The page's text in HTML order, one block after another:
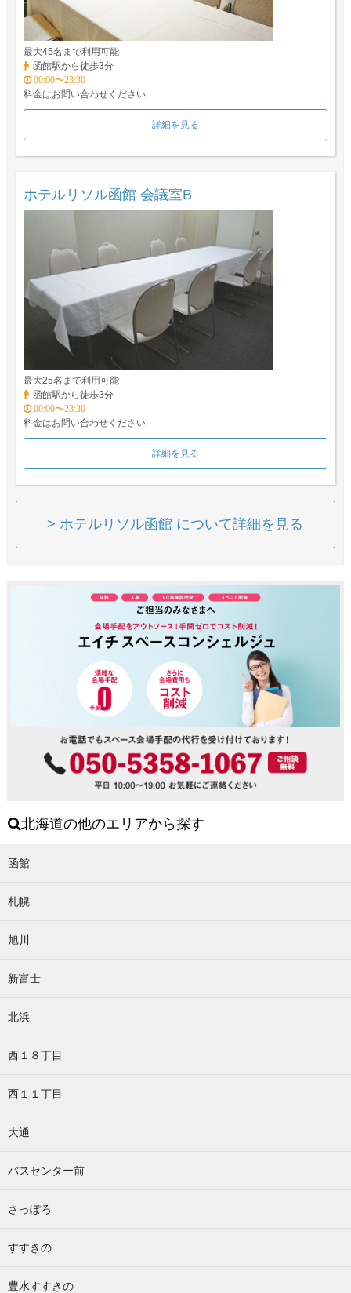
最大45名まで利用可能
函館駅から徒歩3分
00:00〜23:30
料金はお問い合わせください
詳細を見る
ホテルリソル函館 会議室B
最大25名まで利用可能
函館駅から徒歩3分
00:00〜23:30
料金はお問い合わせください
詳細を見る
> ホテルリソル函館 について詳細を見る
北海道の他のエリアから探す
函館
札幌
旭川
新富士
北浜
西１８丁目
西１１丁目
大通
バスセンター前
さっぽろ
すすきの
豊水すすきの